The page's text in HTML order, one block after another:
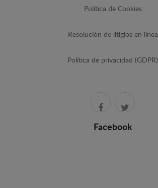
Política de Cookies
Resolución de litigios en línea
Política de privacidad (GDPR)
Facebook